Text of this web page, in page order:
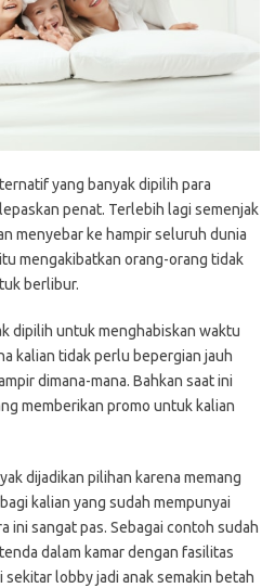
yang banyak dipilih para
penat. Terlebih lagi semenjak
menyebar ke hampir seluruh dunia
mengakibatkan orang-orang tidak
berlibur.
dipilih untuk menghabiskan waktu
kalian tidak perlu bepergian jauh
dimana-mana. Bahkan saat ini
memberikan promo untuk kalian
dijadikan pilihan karena memang
kalian yang sudah mempunyai
ini sangat pas. Sebagai contoh sudah
dalam kamar dengan fasilitas
lobby jadi anak semakin betah